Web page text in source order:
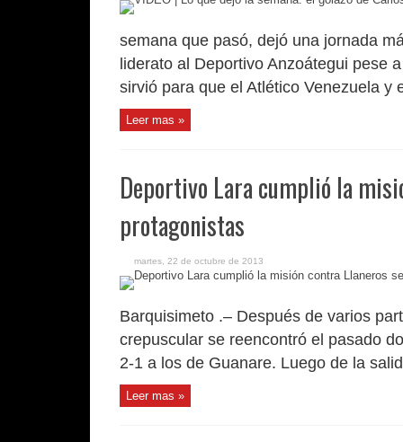
semana que pasó, dejó una jornada
liderato al Deportivo Anzoátegui pese
sirvió para que el Atlético Venezuela y
Leer mas »
Deportivo Lara cumplió la
protagonistas
martes, 22 de octubre de 2013
Barquisimeto .– Después de varios
crepuscular se reencontró el pasado
2-1 a los de Guanare. Luego de la
Leer mas »